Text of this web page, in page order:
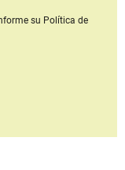
su Política de